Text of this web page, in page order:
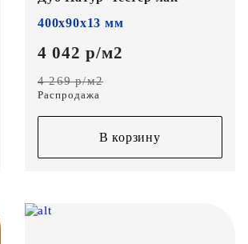
400х90х13 мм
4 042 р/м2
4 269 р/м2
Распродажа
В корзину